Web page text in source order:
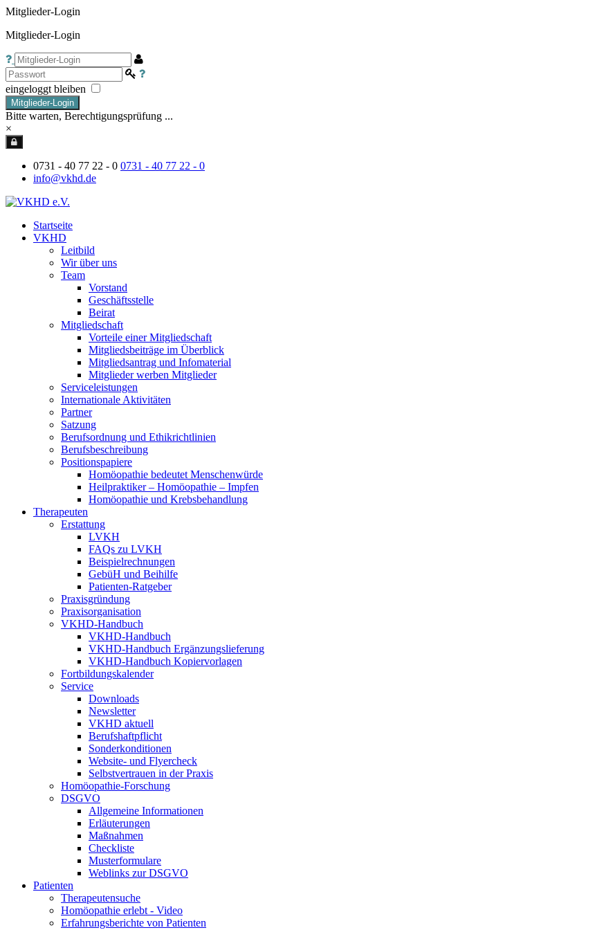
Mitglieder-Login
Mitglieder-Login
eingeloggt bleiben
Mitglieder-Login
Bitte warten, Berechtigungsprüfung ...
×
0731 - 40 77 22 - 0 0731 - 40 77 22 - 0
info@vkhd.de
Startseite
VKHD
Leitbild
Wir über uns
Team
Vorstand
Geschäftsstelle
Beirat
Mitgliedschaft
Vorteile einer Mitgliedschaft
Mitgliedsbeiträge im Überblick
Mitgliedsantrag und Infomaterial
Mitglieder werben Mitglieder
Serviceleistungen
Internationale Aktivitäten
Partner
Satzung
Berufsordnung und Ethikrichtlinien
Berufsbeschreibung
Positionspapiere
Homöopathie bedeutet Menschenwürde
Heilpraktiker – Homöopathie – Impfen
Homöopathie und Krebsbehandlung
Therapeuten
Erstattung
LVKH
FAQs zu LVKH
Beispielrechnungen
GebüH und Beihilfe
Patienten-Ratgeber
Praxisgründung
Praxisorganisation
VKHD-Handbuch
VKHD-Handbuch
VKHD-Handbuch Ergänzungslieferung
VKHD-Handbuch Kopiervorlagen
Fortbildungskalender
Service
Downloads
Newsletter
VKHD aktuell
Berufshaftpflicht
Sonderkonditionen
Website- und Flyercheck
Selbstvertrauen in der Praxis
Homöopathie-Forschung
DSGVO
Allgemeine Informationen
Erläuterungen
Maßnahmen
Checkliste
Musterformulare
Weblinks zur DSGVO
Patienten
Therapeutensuche
Homöopathie erlebt - Video
Erfahrungsberichte von Patienten